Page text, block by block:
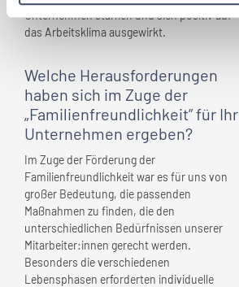
Unternehmen stärken und sich positiv auf
das Arbeitsklima ausgewirkt.
Welche Herausforderungen
haben sich im Zuge der
„Familienfreundlichkeit” für Ihr
Unternehmen ergeben?
Im Zuge der Förderung der
Familienfreundlichkeit war es für uns von
großer Bedeutung, die passenden
Maßnahmen zu finden, die den
unterschiedlichen Bedürfnissen unserer
Mitarbeiter:innen gerecht werden.
Besonders die verschiedenen
Lebensphasen erforderten individuelle